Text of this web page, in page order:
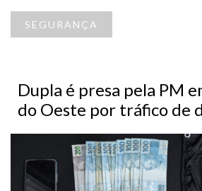
SEGURANÇA
Dupla é presa pela PM
do Oeste por tráfico de